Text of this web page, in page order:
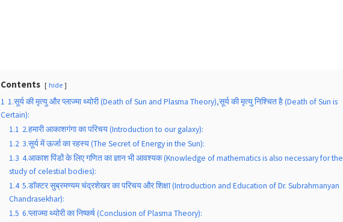
Contents hide
1 1.सूर्य की मृत्यु और प्लाज्मा थ्योरी (Death of Sun and Plasma Theory),सूर्य की मृत्यु निश्चित है (Death of Sun is
Certain):
1.1 2.हमारी आकाशगंगा का परिचय (Introduction to our galaxy):
1.2 3.सूर्य में ऊर्जा का रहस्य (The Secret of Energy in the Sun):
1.3 4.आकाश पिंडों के लिए गणित का ज्ञान भी आवश्यक (Knowledge of mathematics is also necessary for the
study of celestial bodies):
1.4 5.डॉक्टर सुब्रमण्यम चंद्रशेखर का परिचय और शिक्षा (Introduction and Education of Dr. Subrahmanyan
Chandrasekhar):
1.5 6.प्लाज्मा थ्योरी का निष्कर्ष (Conclusion of Plasma Theory):